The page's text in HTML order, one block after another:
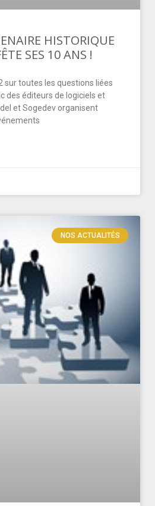
HISTORIQUE
SES 10 ANS !
sur toutes les questions liées
des éditeurs de logiciels et
et Sogedev organisent
NOS ACTUALITÉS